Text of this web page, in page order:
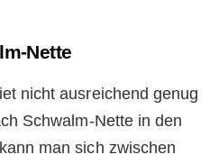
Nette
nicht ausreichend genug
Schwalm-Nette in den
man sich zwischen